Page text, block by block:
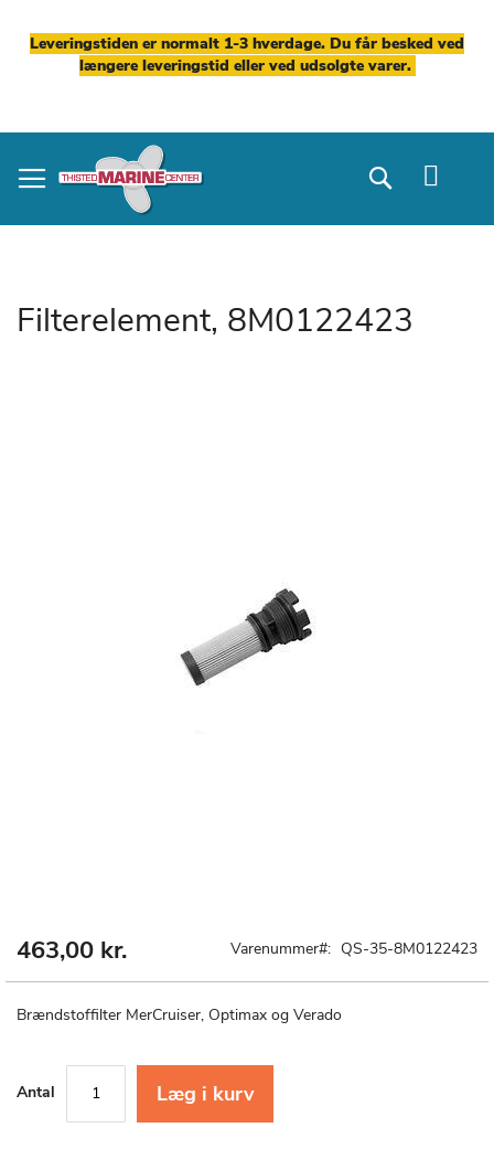
Leveringstiden er normalt 1-3 hverdage. Du får besked ved
længere leveringstid eller ved udsolgte varer.
to
Content
Search
Filterelement, 8M0122423
463,00 kr. Varenummer QS-35-8M0122423
Brændstoffilter MerCruiser, Optimax og Verado
Antal Læg i kurv
Gå
af